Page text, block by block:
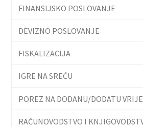
FINANSIJSKO POSLOVANJE
DEVIZNO POSLOVANJE
FISKALIZACIJA
IGRE NA SREĆU
POREZ NA DODANU/DODATU
RAČUNOVODSTVO I